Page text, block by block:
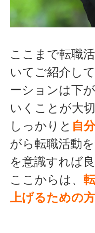
ここまで転職
いてご紹介し
ーションは下
いくことが大
しっかりと 自
がら転職活動
を意識すれば
ここからは、
上げるための